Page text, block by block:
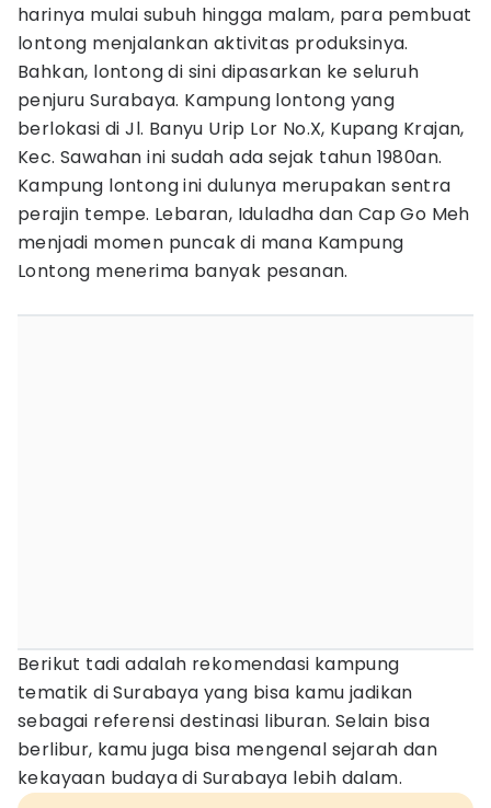
harinya mulai subuh hingga malam, para pembuat
lontong menjalankan aktivitas produksinya.
Bahkan, lontong di sini dipasarkan ke seluruh
penjuru Surabaya. Kampung lontong yang
berlokasi di Jl. Banyu Urip Lor No.X, Kupang Krajan,
Kec. Sawahan ini sudah ada sejak tahun 1980an.
Kampung lontong ini dulunya merupakan sentra
perajin tempe. Lebaran, Iduladha dan Cap Go Meh
menjadi momen puncak di mana Kampung
Lontong menerima banyak pesanan.
Berikut tadi adalah rekomendasi kampung
tematik di Surabaya yang bisa kamu jadikan
sebagai referensi destinasi liburan. Selain bisa
berlibur, kamu juga bisa mengenal sejarah dan
kekayaan budaya di Surabaya lebih dalam.